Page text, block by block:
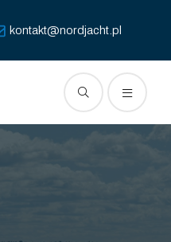
kontakt@nordjacht.pl